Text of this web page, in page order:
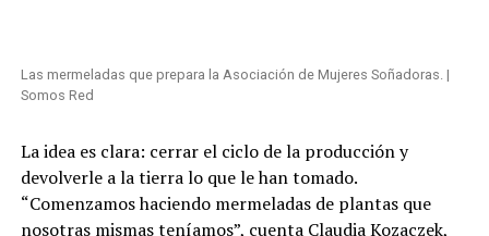
Las mermeladas que prepara la Asociación de Mujeres Soñadoras. |
Somos Red
La idea es clara: cerrar el ciclo de la producción y
devolverle a la tierra lo que le han tomado.
“Comenzamos haciendo mermeladas de plantas que
nosotras mismas teníamos”, cuenta Claudia Kozaczek,